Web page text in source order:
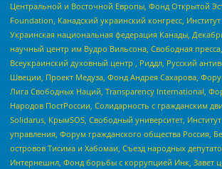
Центральной и Восточной Европы, Фонд Открытой
Foundation, Канадский украинский конгресс,
Украинская национальная федерация Канады,
научный центр им Вудро Вильсона, Свободная
Всеукраинский духовный центр , Риддл, Русский
Швеции, Проект Медуза, Фонд Андрея Сахарова,
Лига Свободных Наций, Transparеncy International,
Народов ПостРоссии, Солидарность с гражданским
Solidarus, КрымSOS, Свободный университет, Институт
управления, Форум гражданского общества Россия,
островов Тисима и Хабомаи, Съезд народных
Интернешнл, Фонд борьбы с коррупцией Инк, Завет